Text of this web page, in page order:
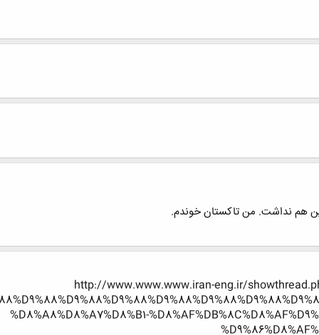
هم نداشت. من تاکستان خوندم.
http://www.www.www.iran-eng.ir/
%D8%A8%D8%A7%D8%B1-